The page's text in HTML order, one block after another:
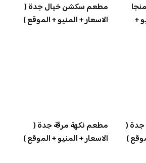
+
مطعم سكشن خيال جدة (
الاسعار + المنيو + الموقع )
جدة (
)
مطعم نكهة مرقة جدة (
الاسعار + المنيو + الموقع )